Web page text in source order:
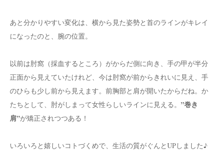
あと分かりやすい変化は、横から見た姿勢と首のラインがキレイ
になったのと、腕の位置。
以前は肘窩（採血するところ）がからだ側に向き、手の甲が半分
正面から見えていたけれど、今は肘窩が前からきれいに見え、手
のひらも少し前から見えます。前胸部と肩が開いたからだね。か
たちとして、肘がしまって女性らしいラインに見える。 ”巻き
肩”が矯正されつつある！
いろいろと嬉しいコトづくめで、生活の質がぐんとUPしました♪